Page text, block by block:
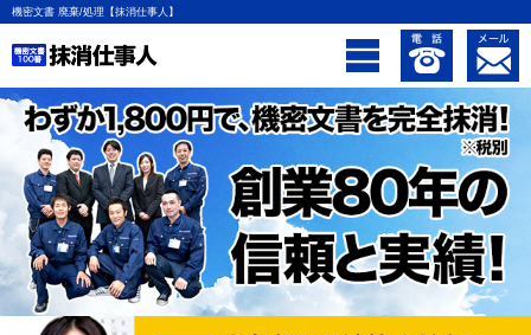
機密文書 廃棄/処理【抹消仕事人】